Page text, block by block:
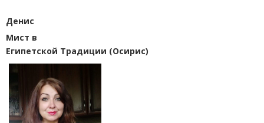
Денис
Мист в
Египетской Традиции (Осирис)